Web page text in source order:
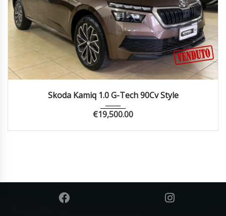
Skoda Kamiq 1.0 G-Tech 90Cv Style
€19,500.00